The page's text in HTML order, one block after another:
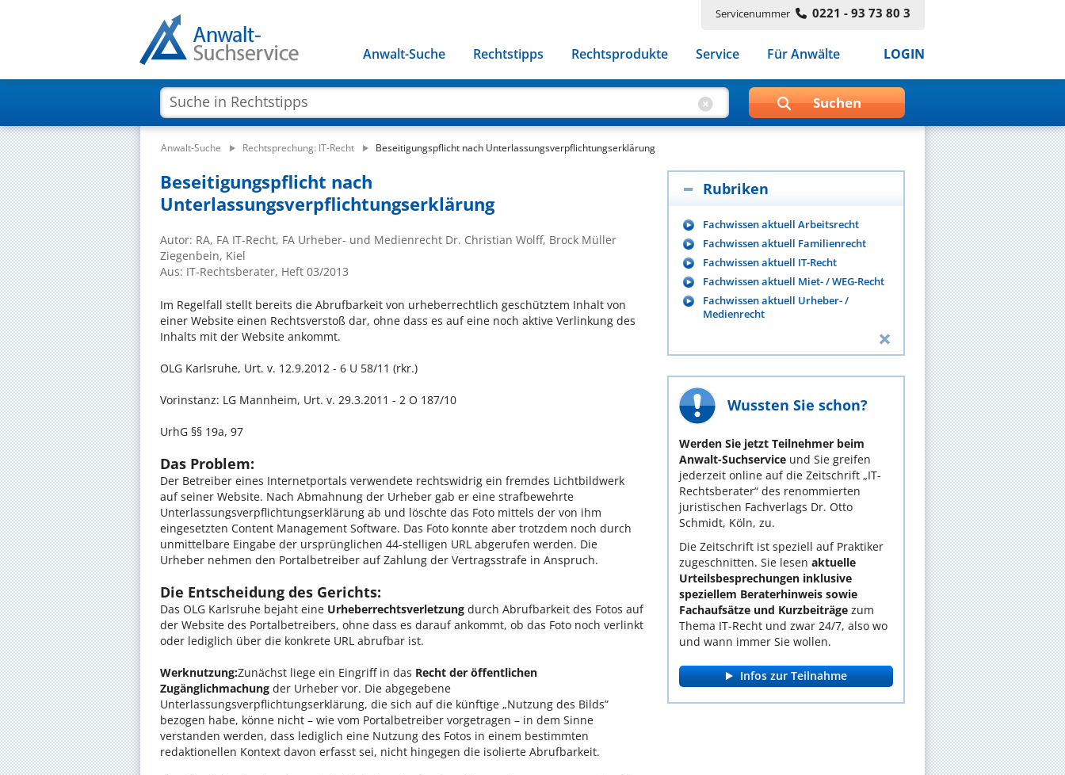
Servicenummer 0221 - 93 73 80 3
Anwalt-Suche Rechtstipps Rechtsprodukte Service Für Anwälte LOGIN
Anwalt-Suche Rechtsprechung: IT-Recht Beseitigungspflicht nach Unterlassungsverpflichtungserklärung
Beseitigungspflicht nach
Unterlassungsverpflichtungserklärung
Autor: RA, FA IT-Recht, FA Urheber- und Medienrecht Dr. Christian Wolff, Brock Müller
Ziegenbein, Kiel
Aus: IT-Rechtsberater, Heft 03/2013
Im Regelfall stellt bereits die Abrufbarkeit von urheberrechtlich geschütztem Inhalt von
einer Website einen Rechtsverstoß dar, ohne dass es auf eine noch aktive Verlinkung des
Inhalts mit der Website ankommt.
OLG Karlsruhe, Urt. v. 12.9.2012 - 6 U 58/11 (rkr.)
Vorinstanz: LG Mannheim, Urt. v. 29.3.2011 - 2 O 187/10
UrhG §§ 19a, 97
Das Problem:
Der Betreiber eines Internetportals verwendete rechtswidrig ein fremdes Lichtbildwerk
auf seiner Website. Nach Abmahnung der Urheber gab er eine strafbewehrte
Unterlassungsverpflichtungserklärung ab und löschte das Foto mittels der von ihm
eingesetzten Content Management Software. Das Foto konnte aber trotzdem noch durch
unmittelbare Eingabe der ursprünglichen 44-stelligen URL abgerufen werden. Die
Urheber nehmen den Portalbetreiber auf Zahlung der Vertragsstrafe in Anspruch.
Die Entscheidung des Gerichts:
Das OLG Karlsruhe bejaht eine Urheberrechtsverletzung durch Abrufbarkeit des Fotos auf
der Website des Portalbetreibers, ohne dass es darauf ankommt, ob das Foto noch verlinkt
oder lediglich über die konkrete URL abrufbar ist.
Werknutzung:Zunächst liege ein Eingriff in das Recht der öffentlichen
Zugänglichmachung der Urheber vor. Die abgegebene
Unterlassungsverpflichtungserklärung, die sich auf die künftige „Nutzung des Bilds”
bezogen habe, könne nicht – wie vom Portalbetreiber vorgetragen – in dem Sinne
verstanden werden, dass lediglich eine Nutzung des Fotos in einem bestimmten
redaktionellen Kontext davon erfasst sei, nicht hingegen die isolierte Abrufbarkeit.
Rubriken
Fachwissen aktuell Arbeitsrecht
Fachwissen aktuell Familienrecht
Fachwissen aktuell IT-Recht
Fachwissen aktuell Miet- / WEG-Recht
Fachwissen aktuell Urheber- /
Medienrecht
Wussten Sie schon?
Werden Sie jetzt Teilnehmer beim
Anwalt-Suchservice und Sie greifen
jederzeit online auf die Zeitschrift „IT-
Rechtsberater“ des renommierten
juristischen Fachverlags Dr. Otto
Schmidt, Köln, zu.
Die Zeitschrift ist speziell auf Praktiker
zugeschnitten. Sie lesen aktuelle
Urteilsbesprechungen inklusive
speziellem Beraterhinweis sowie
Fachaufsätze und Kurzbeiträge zum
Thema IT-Recht und zwar 24/7, also wo
und wann immer Sie wollen.
Infos zur Teilnahme